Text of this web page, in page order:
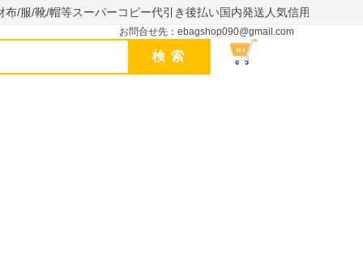
/服/靴/帽等スーパーコピー代引き後払い国内発送人気信用できるサ
お問合せ先：ebagshop090@gmail.com